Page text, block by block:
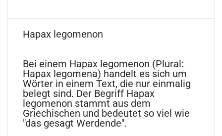
Hapax legomenon
Bei einem Hapax legomenon (Plural:
Hapax legomena) handelt es sich um
Wörter in einem Text, die nur einmalig
belegt sind. Der Begriff Hapax
legomenon stammt aus dem
Griechischen und bedeutet so viel wie
"das gesagt Werdende".